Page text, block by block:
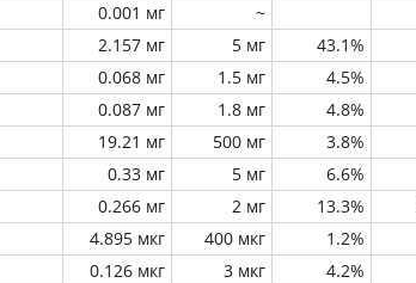
0.001 мг
~
2.157 мг 5 мг 43.1%
0.068 мг 1.5 мг 4.5%
0.087 мг 1.8 мг 4.8%
19.21 мг 500 мг 3.8%
0.33 мг 5 мг 6.6%
0.266 мг 2 мг 13.3%
4.895 мкг 400 мкг 1.2%
0.126 мкг 3 мкг 4.2%